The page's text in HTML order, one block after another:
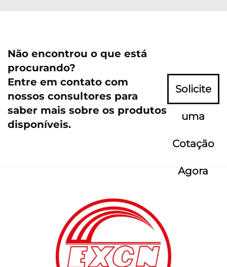
Não encontrou o que está
procurando?
Entre em contato com
nossos consultores para
saber mais sobre os produtos
disponíveis.
Solicite
uma
Cotação
Agora